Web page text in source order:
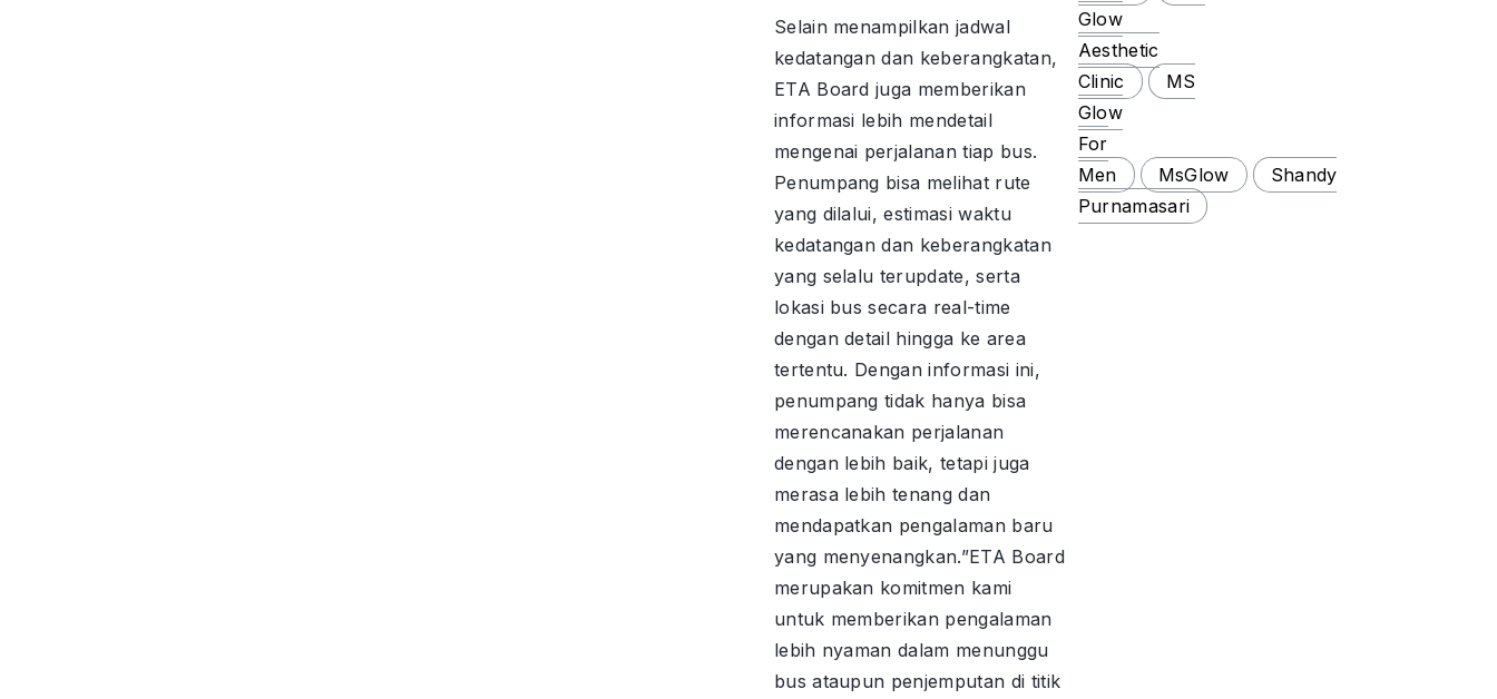
Selain menampilkan jadwal
kedatangan dan keberangkatan,
ETA Board juga memberikan
informasi lebih mendetail
mengenai perjalanan tiap bus.
Penumpang bisa melihat rute
yang dilalui, estimasi waktu
kedatangan dan keberangkatan
yang selalu terupdate, serta
lokasi bus secara real-time
dengan detail hingga ke area
tertentu. Dengan informasi ini,
penumpang tidak hanya bisa
merencanakan perjalanan
dengan lebih baik, tetapi juga
merasa lebih tenang dan
mendapatkan pengalaman baru
yang menyenangkan.”ETA Board
merupakan komitmen kami
untuk memberikan pengalaman
lebih nyaman dalam menunggu
bus ataupun penjemputan di titik
Glow
Aesthetic
Clinic
MS
Glow
For
Men
MsGlow
Shandy
Purnamasari